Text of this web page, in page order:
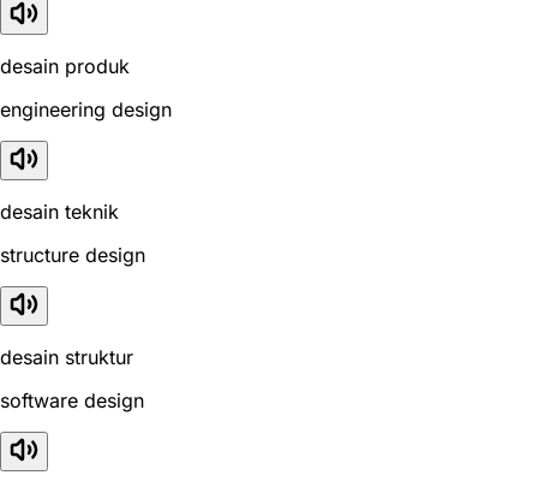
desain produk
engineering design
desain teknik
structure design
desain struktur
software design